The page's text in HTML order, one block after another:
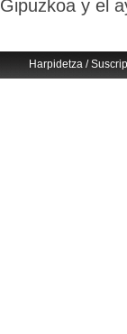
Gipuzkoa y el
Harpidetza /